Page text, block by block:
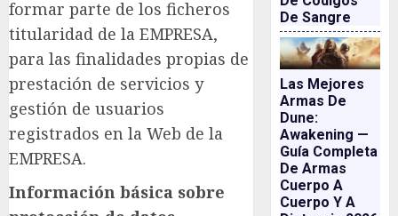
formar parte de los ficheros
titularidad de la EMPRESA,
para las finalidades propias de
prestación de servicios y
gestión de usuarios
registrados en la Web de la
EMPRESA.
Información básica sobre
De Sangre
Las Mejores
Armas De
Dune:
Awakening —
Guía Completa
De Armas
Cuerpo A
Cuerpo Y A